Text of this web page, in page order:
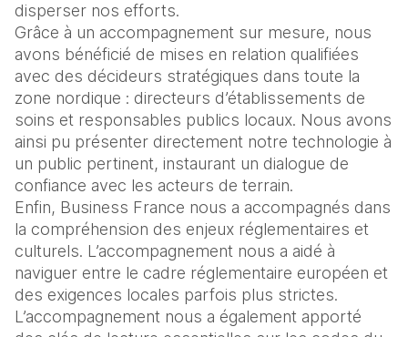
disperser nos efforts.
Grâce à un accompagnement sur mesure, nous
avons bénéficié de mises en relation qualifiées
avec des décideurs stratégiques dans toute la
zone nordique : directeurs d’établissements de
soins et responsables publics locaux. Nous avons
ainsi pu présenter directement notre technologie à
un public pertinent, instaurant un dialogue de
confiance avec les acteurs de terrain.
Enfin, Business France nous a accompagnés dans
la compréhension des enjeux réglementaires et
culturels. L’accompagnement nous a aidé à
naviguer entre le cadre réglementaire européen et
des exigences locales parfois plus strictes.
L’accompagnement nous a également apporté